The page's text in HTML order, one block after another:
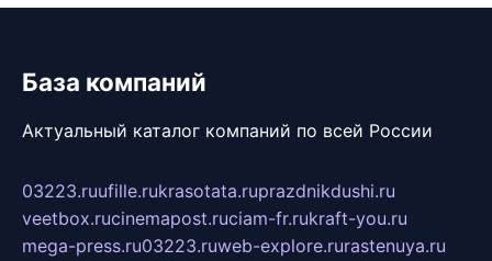
База компаний
Актуальный каталог компаний по всей России
03223.ruufille.rukrasotata.ruprazdnikdushi.ru
veetbox.rucinemapost.ruciam-fr.rukraft-you.ru
mega-press.ru03223.ruweb-explore.rurastenuya.ru